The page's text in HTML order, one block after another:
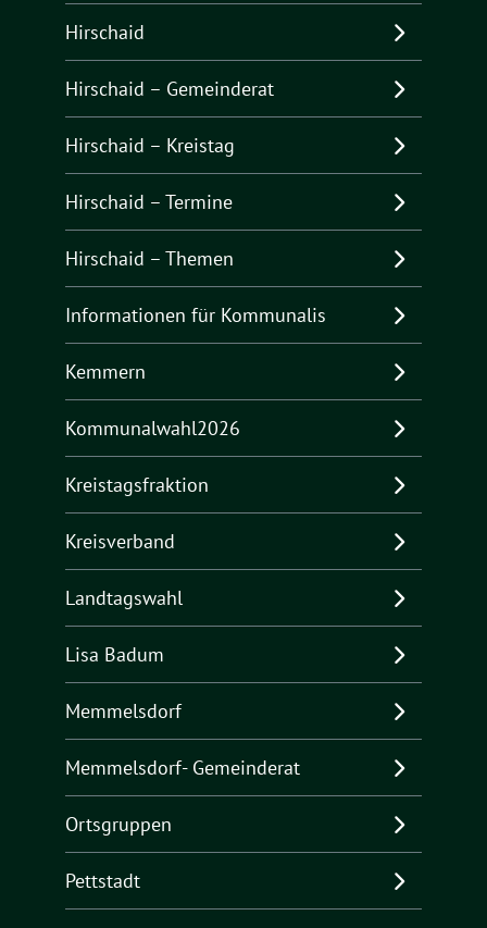
Hirschaid
Hirschaid – Gemeinderat
Hirschaid – Kreistag
Hirschaid – Termine
Hirschaid – Themen
Informationen für Kommunalis
Kemmern
Kommunalwahl2026
Kreistagsfraktion
Kreisverband
Landtagswahl
Lisa Badum
Memmelsdorf
Memmelsdorf- Gemeinderat
Ortsgruppen
Pettstadt